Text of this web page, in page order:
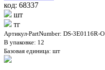
код: 68337
шт
тг
Артикул-PartNumber: DS-3E0116R-O
В упаковке: 12
Базовая единица: шт